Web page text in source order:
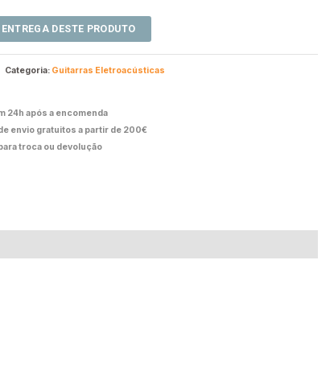
Categoria: Guitarras Eletroacústicas
24h após a encomenda
envio gratuitos a partir de 200€
troca ou devolução